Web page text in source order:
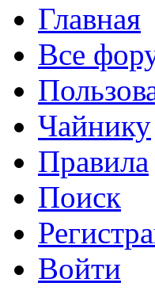
Главная
Все
Чайнику
Правила
Поиск
Войти